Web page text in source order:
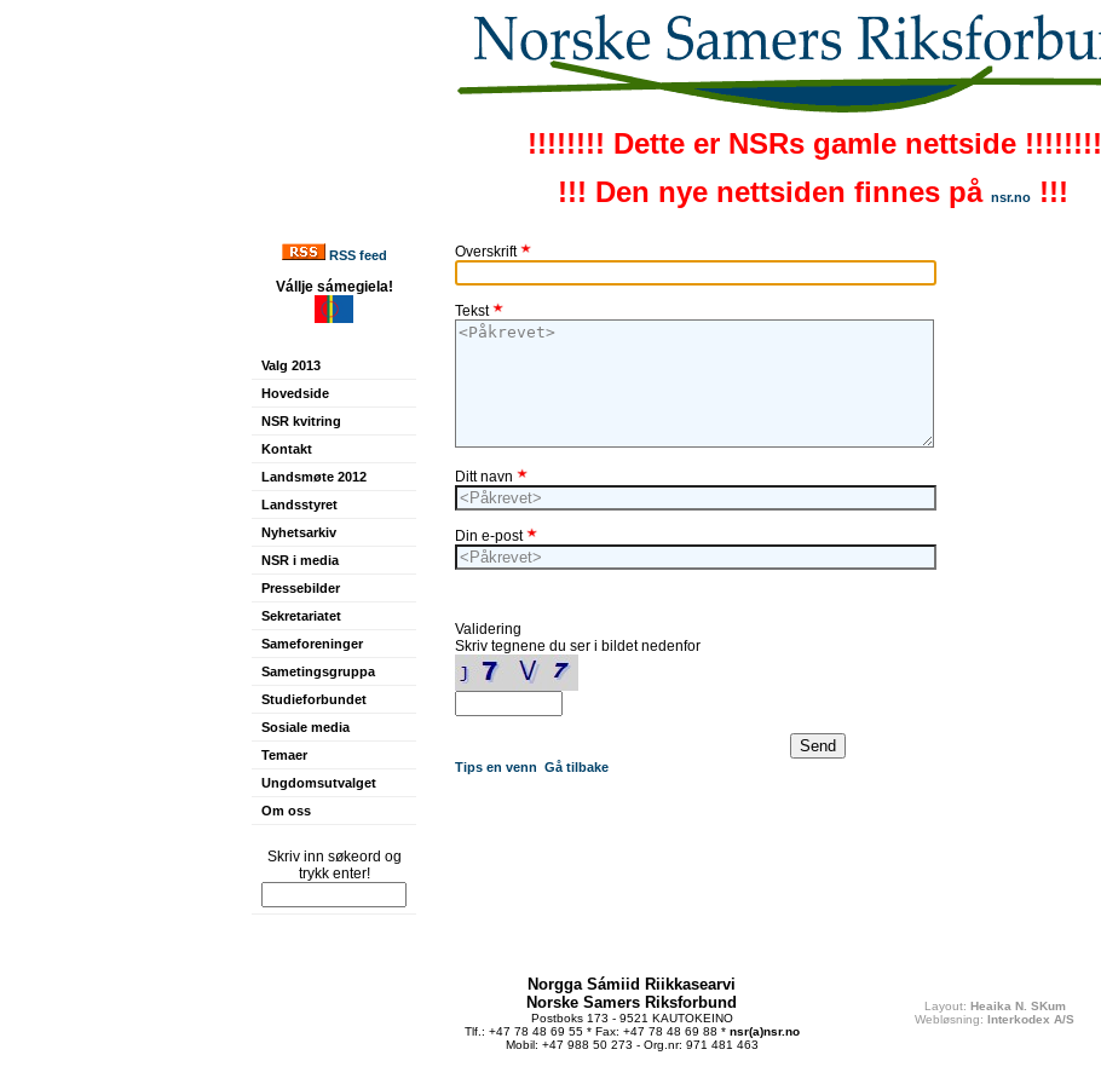
!!!!!!!! Dette er NSRs gamle nettside !!!!!!!!
!!! Den nye nettsiden finnes på nsr.no !!!
RSS feed
Vállje sámegiela!
Valg 2013
Hovedside
NSR kvitring
Kontakt
Landsmøte 2012
Landsstyret
Nyhetsarkiv
NSR i media
Pressebilder
Sekretariatet
Sameforeninger
Sametingsgruppa
Studieforbundet
Sosiale media
Temaer
Ungdomsutvalget
Om oss
Skriv inn søkeord og
trykk enter!
Overskrift
Tekst
Ditt navn
Din e-post
Validering
Skriv tegnene du ser i bildet nedenfor
Tips en venn Gå tilbake
Norgga Sámiid Riikkasearvi
Norske Samers Riksforbund
Postboks 173 - 9521 KAUTOKEINO
Tlf.: +47 78 48 69 55 * Fax: +47 78 48 69 88 * nsr(a)nsr.no
Mobil: +47 988 50 273 - Org.nr: 971 481 463
Layout: Heaika N. SKum
Webløsning: Interkodex A/S